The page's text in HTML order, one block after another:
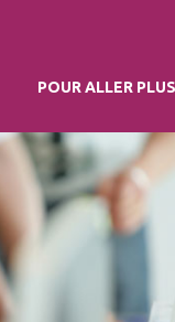
POUR ALLER